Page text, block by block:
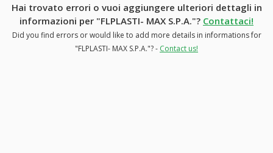
Hai trovato errori o vuoi aggiungere ulteriori dettagli in
informazioni per "FLPLASTI- MAX S.P.A."? Contattaci!
Did you find errors or would like to add more details in informations for
"FLPLASTI- MAX S.P.A."? - Contact us!